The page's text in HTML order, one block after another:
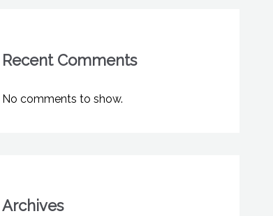
Recent Comments
No comments to show.
Archives